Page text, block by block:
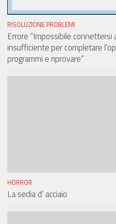
RISOLUZIONE PROBLEMI
Errore “Impossibile
insufficiente per completare
programmi e riprovare”
HORROR
La sedia d’ acciaio